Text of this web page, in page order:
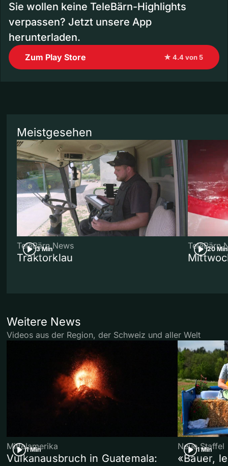
Sie wollen keine TeleBärn-Highlights
verpassen? Jetzt unsere App
herunterladen.
Zum Play Store ★ 4.4 von 5
Meistgesehen
3 Min
TeleBärn News
Traktorklau
20 Min
TeleBärn
Weitere News
Videos aus der Region, der Schweiz und aller Welt
1 Min
Mittelamerika
Vulkanausbruch in Guatemala:
1 Min
Neue Staffel
«Bauer,